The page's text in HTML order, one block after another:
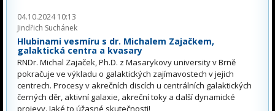
04.10.2024 10:13
Jindřich Suchánek
Hlubinami vesmíru s dr. Michalem Zajačkem,
galaktická centra a kvasary
RNDr. Michal Zajaček, Ph.D. z Masarykovy university v Brně
pokračuje ve výkladu o galaktických zajímavostech v jejich
centrech. Procesy v akrečních discích u centrálních galaktických
černých děr, aktivní galaxie, akreční toky a další dynamické
projevy. Jaké to úžasné skutečnosti!